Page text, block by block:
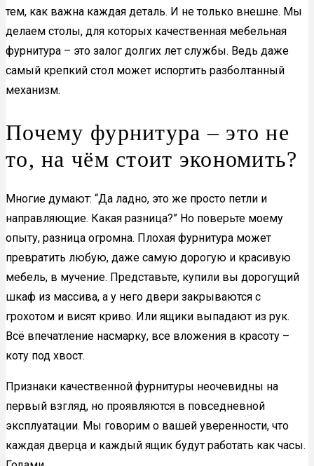
тем, как важна каждая деталь. И не только внешне. Мы
делаем столы, для которых качественная мебельная
фурнитура – это залог долгих лет службы. Ведь даже
самый крепкий стол может испортить разболтанный
механизм.
Почему фурнитура – это не
то, на чём стоит экономить?
Многие думают: “Да ладно, это же просто петли и
направляющие. Какая разница?” Но поверьте моему
опыту, разница огромна. Плохая фурнитура может
превратить любую, даже самую дорогую и красивую
мебель, в мучение. Представьте, купили вы дорогущий
шкаф из массива, а у него двери закрываются с
грохотом и висят криво. Или ящики выпадают из рук.
Всё впечатление насмарку, все вложения в красоту –
коту под хвост.
Признаки качественной фурнитуры неочевидны на
первый взгляд, но проявляются в повседневной
эксплуатации. Мы говорим о вашей уверенности, что
каждая дверца и каждый ящик будут работать как часы.